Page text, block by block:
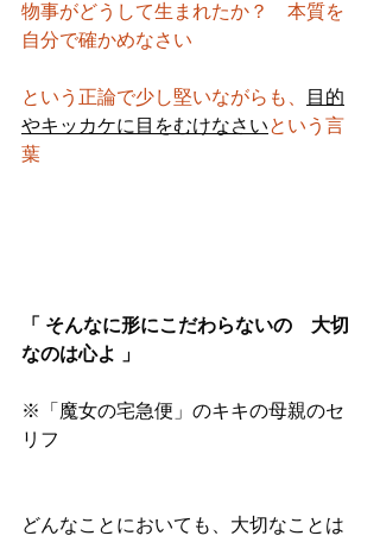
物事がどうして生まれたか？　本質を
自分で確かめなさい
という正論で少し堅いながらも、
目的
やキッカケに目をむけなさいという言
葉
「 そんなに形にこだわらないの　大切
なのは心よ 」
※「魔女の宅急便」のキキの母親のセ
リフ
どんなことにおいても、大切なことは